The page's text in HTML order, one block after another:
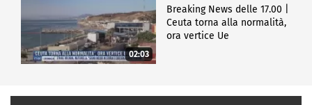
02:03
Breaking News delle 17.00 |
Ceuta torna alla normalità,
ora vertice Ue